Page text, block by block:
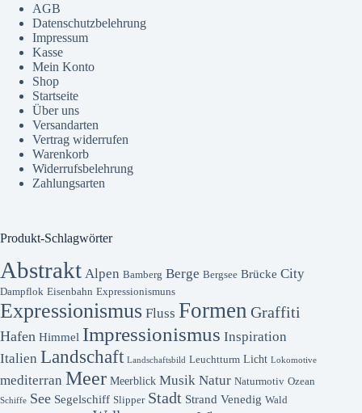
AGB
Datenschutzbelehrung
Impressum
Kasse
Mein Konto
Shop
Startseite
Über uns
Versandarten
Vertrag widerrufen
Warenkorb
Widerrufsbelehrung
Zahlungsarten
Produkt-Schlagwörter
Abstrakt Alpen Bamberg Berge Bergsee Brücke City
Dampflok Eisenbahn Expressionismuns
Expressionismus Fluss Formen Graffiti
Hafen Himmel Impressionismus Inspiration
Italien Landschaft Landschaftsbild Leuchtturm Licht Lokomotive
mediterran Meer Meerblick Musik Natur Naturmotiv Ozean
Schiffe See Segelschiff Slipper Stadt Strand Venedig Wald